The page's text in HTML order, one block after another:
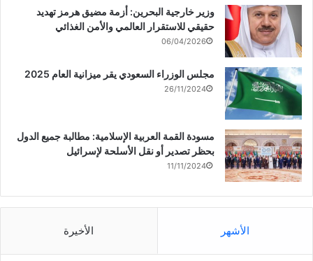
وزير خارجية البحرين: أزمة مضيق هرمز تهديد
حقيقي للاستقرار العالمي والأمن الغذائي
06/04/2026
مجلس الوزراء السعودي يقر ميزانية العام 2025
26/11/2024
مسودة القمة العربية الإسلامية: مطالبة جميع الدول
بحظر تصدير أو نقل الأسلحة لإسرائيل
11/11/2024
الأشهر الأخيرة